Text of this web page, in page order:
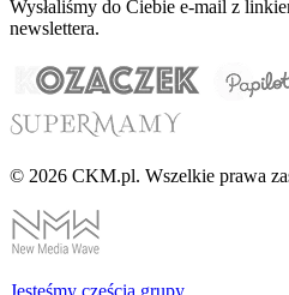
Wysłaliśmy do Ciebie e-mail z
newslettera.
© 2026 CKM.pl. Wszelkie prawa
Jesteśmy cześcią grupy